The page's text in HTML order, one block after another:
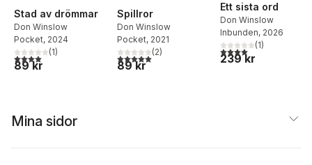
Stad av drömmar
Don Winslow
Pocket, 2024
4,0utav 5 stjärnor. Totalt antal röster:
(1)
89 kr
Spillror
Don Winslow
Pocket, 2021
5,0utav 5 stjärnor. Totalt antal röster:
(2)
89 kr
Ett sista ord
Don Winslow
Inbunden, 2026
4,0utav 5 stjärnor.
(1)
239 kr
Mina sidor